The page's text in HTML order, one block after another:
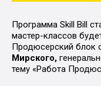
Программа Skill Bill
мастер-классов
Продюсерский блок
Мирского,
тему «Работа